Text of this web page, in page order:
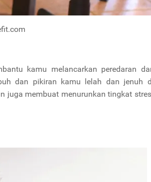
kamu melancarkan peredaran
dan pikiran kamu lelah dan jenuh
juga membuat menurunkan tingkat